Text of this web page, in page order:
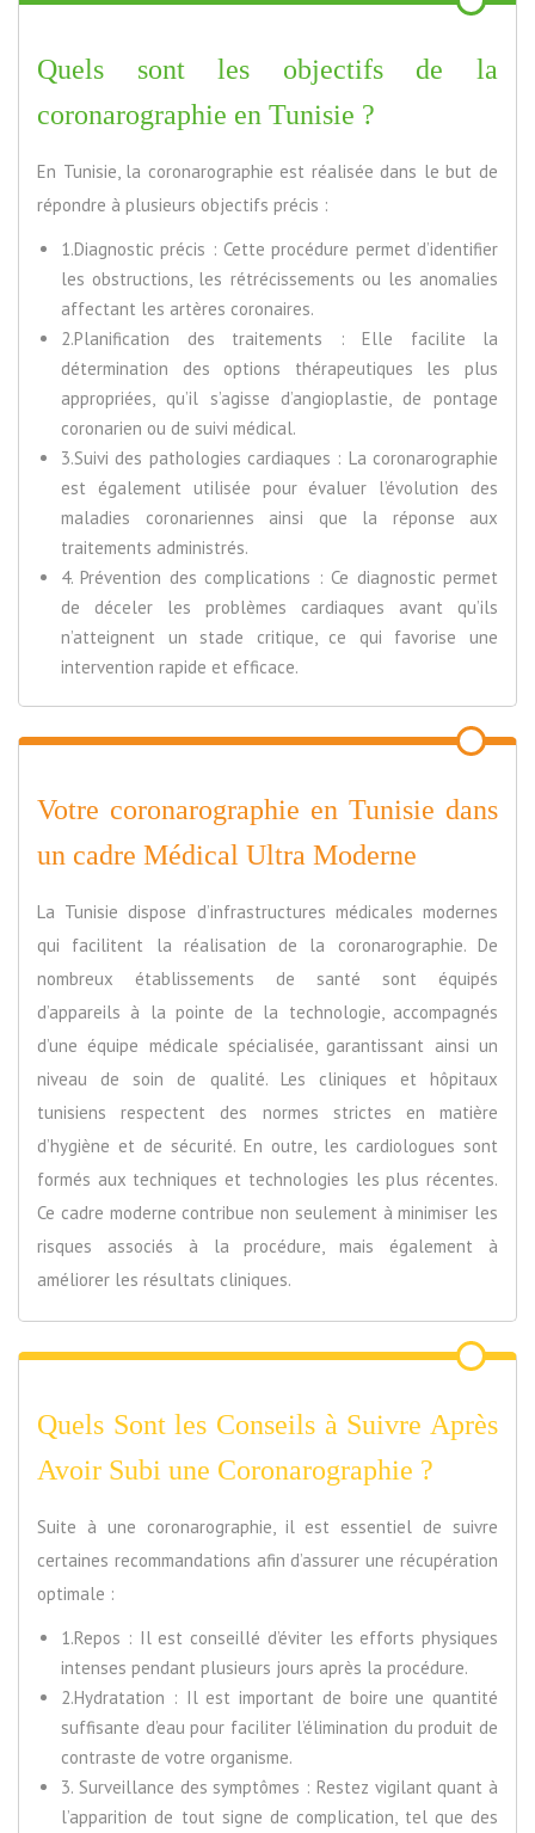
Quels sont les objectifs de la
coronarographie en Tunisie ?
En Tunisie, la coronarographie est réalisée dans le but de
répondre à plusieurs objectifs précis :
1.Diagnostic précis : Cette procédure permet d’identifier
les obstructions, les rétrécissements ou les anomalies
affectant les artères coronaires.
2.Planification des traitements : Elle facilite la
détermination des options thérapeutiques les plus
appropriées, qu’il s’agisse d’angioplastie, de pontage
coronarien ou de suivi médical.
3.Suivi des pathologies cardiaques : La coronarographie
est également utilisée pour évaluer l’évolution des
maladies coronariennes ainsi que la réponse aux
traitements administrés.
4. Prévention des complications : Ce diagnostic permet
de déceler les problèmes cardiaques avant qu’ils
n’atteignent un stade critique, ce qui favorise une
intervention rapide et efficace.
Votre coronarographie en Tunisie dans
un cadre Médical Ultra Moderne
La Tunisie dispose d’infrastructures médicales modernes
qui facilitent la réalisation de la coronarographie. De
nombreux établissements de santé sont équipés
d’appareils à la pointe de la technologie, accompagnés
d’une équipe médicale spécialisée, garantissant ainsi un
niveau de soin de qualité. Les cliniques et hôpitaux
tunisiens respectent des normes strictes en matière
d’hygiène et de sécurité. En outre, les cardiologues sont
formés aux techniques et technologies les plus récentes.
Ce cadre moderne contribue non seulement à minimiser les
risques associés à la procédure, mais également à
améliorer les résultats cliniques.
Quels Sont les Conseils à Suivre Après
Avoir Subi une Coronarographie ?
Suite à une coronarographie, il est essentiel de suivre
certaines recommandations afin d’assurer une récupération
optimale :
1.Repos : Il est conseillé d’éviter les efforts physiques
intenses pendant plusieurs jours après la procédure.
2.Hydratation : Il est important de boire une quantité
suffisante d’eau pour faciliter l’élimination du produit de
contraste de votre organisme.
3. Surveillance des symptômes : Restez vigilant quant à
l’apparition de tout signe de complication, tel que des